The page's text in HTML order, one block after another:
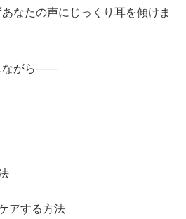
なたの声にじっくり耳を傾けま
ながら――
アする方法